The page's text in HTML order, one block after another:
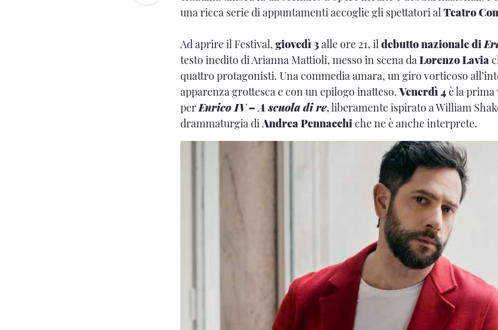
una ricca serie di appuntamenti accoglie gli spettatori alTeatro
Ad aprire il Festival, giovedì 3alle ore 21, ildebutto nazionale di
testo inedito di Arianna Mattioli, messo in scena daLorenzo Lavia
quattro protagonisti. Una commedia amara, un giro vorticoso
apparenza grottesca e con un epilogo inatteso.Venerdì 4è la
perEnrico IV – A scuola di re, liberamente ispirato a William
drammaturgia diAndrea Pennacchiche ne è anche interprete.